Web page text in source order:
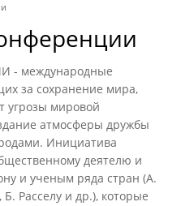
- международные
за сохранение мира,
угрозы мировой
атмосферы дружбы
Инициатива
деятелю и
и ученым ряда стран (А.
Расселу и др.), которые